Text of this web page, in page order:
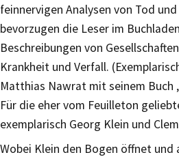
feinnervigen Analysen von Tod
bevorzugen die Leser im
Beschreibungen von
Krankheit und Verfall.
Matthias Nawrat mit seinem Buch
Für die eher vom Feuilleton
exemplarisch Georg Klein und
Wobei Klein den Bogen öffnet und